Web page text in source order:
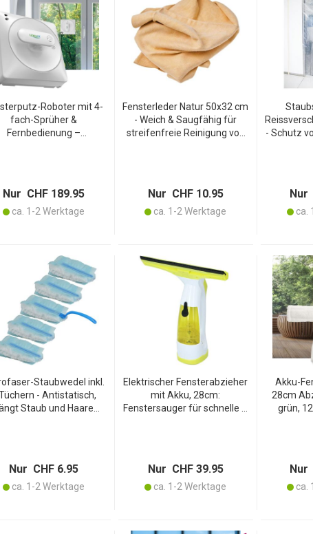
Roboter mit 4-
fach-Sprüher &
Fernbedienung –
Nur CHF 189.95
ca. 1-2 Werktage
Fensterleder Natur 50x32 cm
- Weich & Saugfähig für
streifenfreie Reinigung von
Nur CHF 10.95
ca. 1-2 Werktage
- Schutz
Nur
ca.
Staubwedel inkl.
- Antistatisch,
Staub und Haare
Nur CHF 6.95
ca. 1-2 Werktage
Elektrischer Fensterabzieher
mit Akku, 28cm:
Fenstersauger für schnelle &
Nur CHF 39.95
ca. 1-2 Werktage
Akku-
28cm
grün,
Nur
ca.